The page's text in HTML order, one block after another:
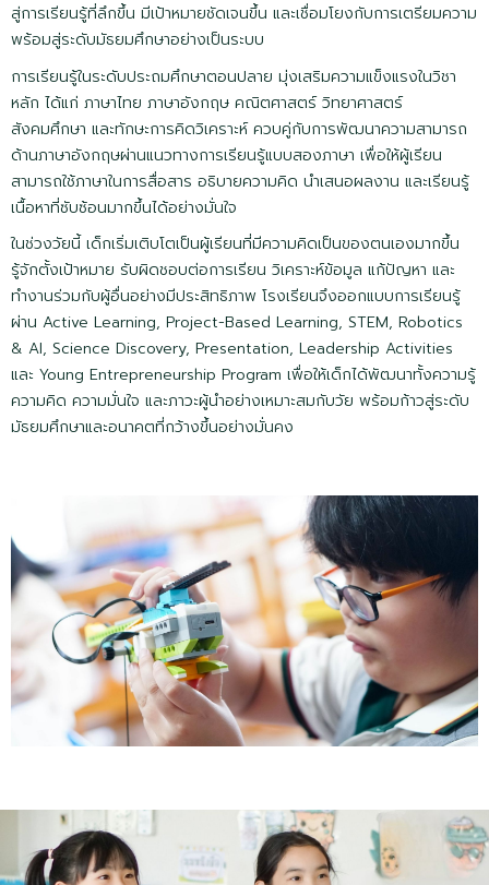
สู่การเรียนรู้ที่ลึกขึ้น มีเป้าหมายชัดเจนขึ้น และเชื่อมโยงกับการเตรียมความ
พร้อมสู่ระดับมัธยมศึกษาอย่างเป็นระบบ
การเรียนรู้ในระดับประถมศึกษาตอนปลาย มุ่งเสริมความแข็งแรงในวิชา
หลัก ได้แก่ ภาษาไทย ภาษาอังกฤษ คณิตศาสตร์ วิทยาศาสตร์
สังคมศึกษา และทักษะการคิดวิเคราะห์ ควบคู่กับการพัฒนาความสามารถ
ด้านภาษาอังกฤษผ่านแนวทางการเรียนรู้แบบสองภาษา เพื่อให้ผู้เรียน
สามารถใช้ภาษาในการสื่อสาร อธิบายความคิด นำเสนอผลงาน และเรียนรู้
เนื้อหาที่ซับซ้อนมากขึ้นได้อย่างมั่นใจ
ในช่วงวัยนี้ เด็กเริ่มเติบโตเป็นผู้เรียนที่มีความคิดเป็นของตนเองมากขึ้น
รู้จักตั้งเป้าหมาย รับผิดชอบต่อการเรียน วิเคราะห์ข้อมูล แก้ปัญหา และ
ทำงานร่วมกับผู้อื่นอย่างมีประสิทธิภาพ โรงเรียนจึงออกแบบการเรียนรู้
ผ่าน Active Learning, Project-Based Learning, STEM, Robotics
& AI, Science Discovery, Presentation, Leadership Activities
และ Young Entrepreneurship Program เพื่อให้เด็กได้พัฒนาทั้งความรู้
ความคิด ความมั่นใจ และภาวะผู้นำอย่างเหมาะสมกับวัย พร้อมก้าวสู่ระดับ
มัธยมศึกษาและอนาคตที่กว้างขึ้นอย่างมั่นคง